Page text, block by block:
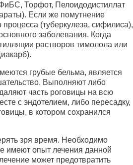
Торфот, Пелоидодистиллат
Если же помутнение
(туберкулеза, сифилиса),
заболевания. Когда
растворов тимолола или
грубые бельма, является
Выполняют либо
часть роговицы на всю
с эндотелием, либо пересадку,
в котором сохранился
зря время. Необходимо
имеют опыт лечения данной
может предотвратить